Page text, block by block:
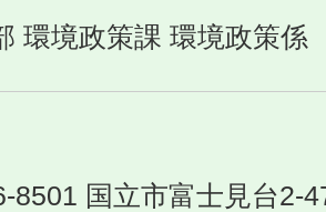
環境政策課 環境政策係
8501 国立市富士見台2-